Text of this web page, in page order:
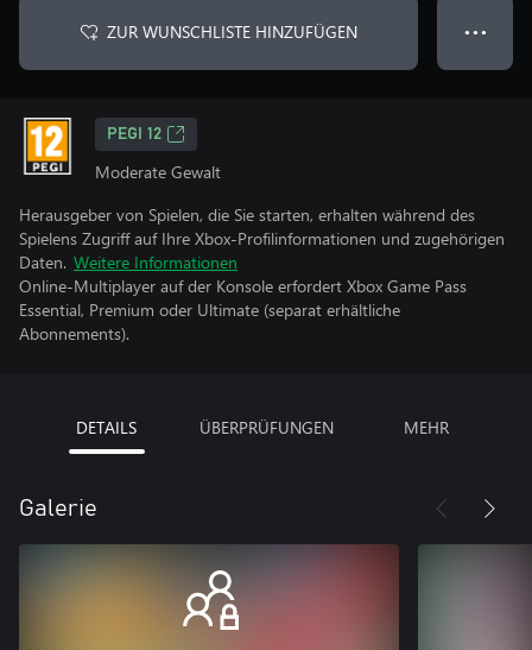
ZUR WUNSCHLISTE HINZUFÜGEN ● ● ●
PEGI 12
Moderate Gewalt
Herausgeber von Spielen, die Sie starten, erhalten während des
Spielens Zugriff auf Ihre Xbox-Profilinformationen und zugehörigen
Daten. Weitere Informationen
Online-Multiplayer auf der Konsole erfordert Xbox Game Pass
Essential, Premium oder Ultimate (separat erhältliche
Abonnements).
DETAILS ÜBERPRÜFUNGEN MEHR
Galerie